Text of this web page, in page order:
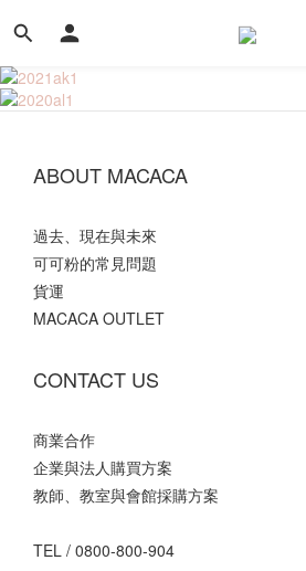
ABOUT MACACA
過去、現在與未來
可可粉的常見問題
貨運
MACACA OUTLET
CONTACT US
商業合作
企業與法人購買方案
教師、教室與會館採購方案
TEL / 0800-800-904